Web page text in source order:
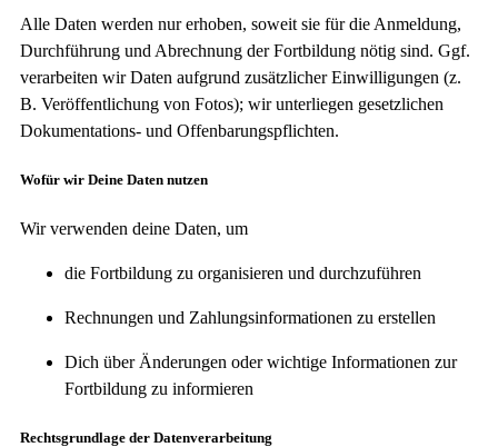
Alle Daten werden nur erhoben, soweit sie für die Anmeldung,
Durchführung und Abrechnung der Fortbildung nötig sind. Ggf.
verarbeiten wir Daten aufgrund zusätzlicher Einwilligungen (z.
B. Veröffentlichung von Fotos); wir unterliegen gesetzlichen
Dokumentations- und Offenbarungspflichten.
Wofür wir Deine Daten nutzen
Wir verwenden deine Daten, um
die Fortbildung zu organisieren und durchzuführen
Rechnungen und Zahlungsinformationen zu erstellen
Dich über Änderungen oder wichtige Informationen zur
Fortbildung zu informieren
Rechtsgrundlage der Datenverarbeitung